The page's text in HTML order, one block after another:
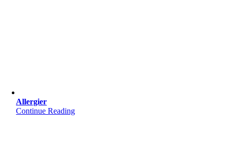
Allergier
Continue Reading